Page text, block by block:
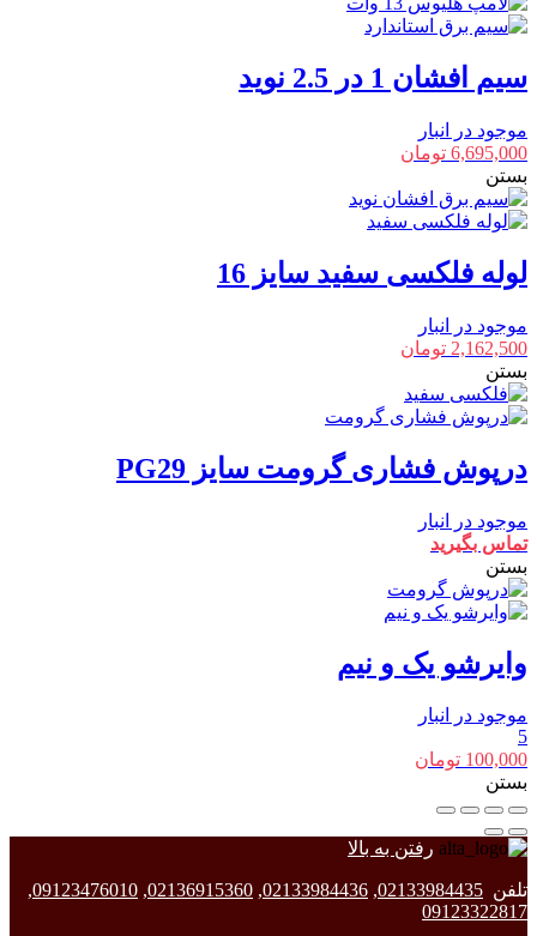
سیم افشان 1 در 2.5 نوید
موجود در انبار
6,695,000 تومان
بستن
لوله فلکسی سفید سایز 16
موجود در انبار
2,162,500 تومان
بستن
درپوش فشاری گرومت سایز PG29
موجود در انبار
تماس بگیرید
بستن
وایرشو یک و نیم
موجود در انبار
5
100,000 تومان
بستن
رفتن به بالا
تلفن 02133984435
,
02133984436
,
02136915360
,
09123476010
,
09123322817